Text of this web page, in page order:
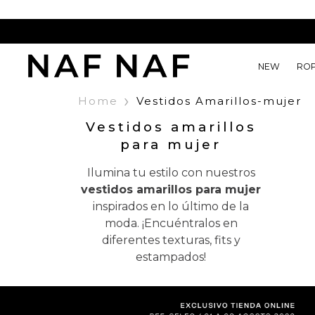
NEW
Tejidos
Camisetas
Jeans
Chaquetas
Vestidos
Shorts
Tejidos
Camisetas
Jeans
Chaquetas
Vestidos
Shorts
Chaquetas
Faldas
Camisas
Chaquetas
Jeans
Pantalones
Aurora
Sunny Sailor
The game
Raices
On Board
Bolsos
Gorras
Zapatos
Bralettes
40% DCTO
Home › Vestidos Amarillos-mujer
Vestidos amarillos
para mujer
Ilumina tu estilo con nuestros
vestidos amarillos para mujer
inspirados en lo último de la
moda. ¡Encuéntralos en
diferentes texturas, fits y
estampados!